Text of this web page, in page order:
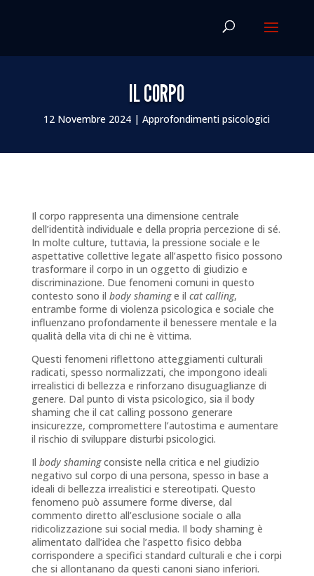
IL CORPO
12 Novembre 2024 |Approfondimenti psicologici
Il corpo rappresenta una dimensione centrale
dell’identità individuale e della propria percezione di sé.
In molte culture, tuttavia, la pressione sociale e le
aspettative collettive legate all’aspetto fisico possono
trasformare il corpo in un oggetto di giudizio e
discriminazione. Due fenomeni comuni in questo
contesto sono il body shaminge il cat calling,
entrambe forme di violenza psicologica e sociale che
influenzano profondamente il benessere mentale e la
qualità della vita di chi ne è vittima.
Questi fenomeni riflettono atteggiamenti culturali
radicati, spesso normalizzati, che impongono ideali
irrealistici di bellezza e rinforzano disuguaglianze di
genere. Dal punto di vista psicologico, sia il body
shaming che il cat calling possono generare
insicurezze, compromettere l’autostima e aumentare
il rischio di sviluppare disturbi psicologici.
Il body shamingconsiste nella critica e nel giudizio
negativo sul corpo di una persona, spesso in base a
ideali di bellezza irrealistici e stereotipati. Questo
fenomeno può assumere forme diverse, dal
commento diretto all’esclusione sociale o alla
ridicolizzazione sui social media. Il body shaming è
alimentato dall’idea che l’aspetto fisico debba
corrispondere a specifici standard culturali e che i corpi
che si allontanano da questi canoni siano inferiori.